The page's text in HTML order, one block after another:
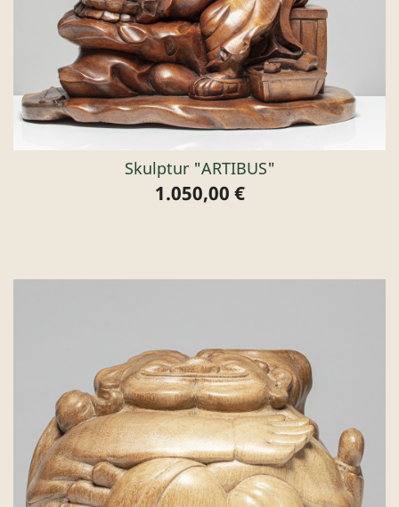
Skulptur "ARTIBUS"
Preis
1.050,00 €